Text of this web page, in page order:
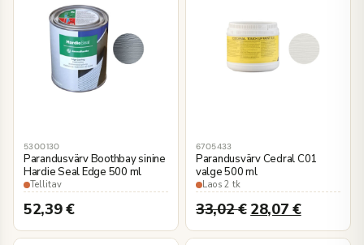
5300130
Parandusvärv Boothbay sinine
Hardie Seal Edge 500 ml
Tellitav
52,39€
6705433
Parandusvärv Cedral C01
valge 500 ml
Laos 2 tk
33,02€ 28,07 €